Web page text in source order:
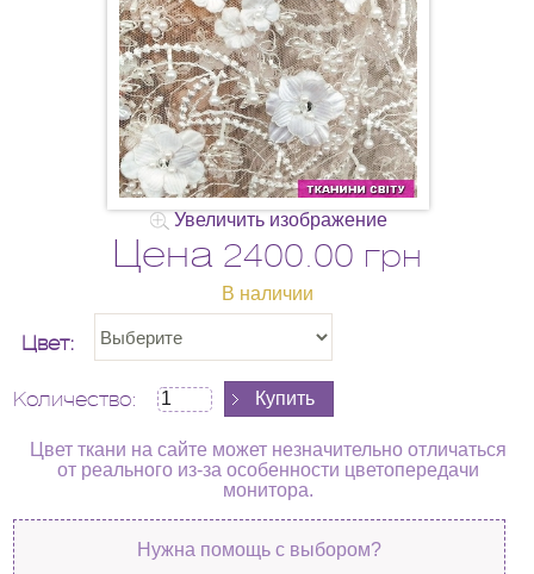
Увеличить изображение
Цена 2400.00 грн
В наличии
Цвет:
Количество:
Цвет ткани на сайте может незначительно отличаться
от реального из-за особенности цветопередачи
монитора.
Нужна помощь с выбором?